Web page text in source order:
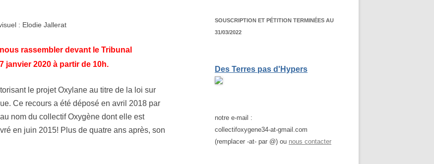
: Elodie Jallerat
rassembler devant le Tribunal
janvier 2020 à partir de 10h.
le projet Oxylane au titre de la loi sur
Ce recours a été déposé en avril 2018 par
nom du collectif Oxygène dont elle est
en juin 2015! Plus de quatre ans après, son
SOUSCRIPTION ET PÉTITION TERMINÉES AU
31/03/2022
Des Terres pas d'Hypers
notre e-mail :
collectifoxygene34-at-gmail.com
(remplacer -at- par @) ou nous contacter